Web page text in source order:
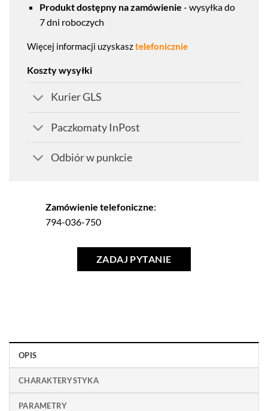
Produkt dostępny na zamówienie - wysyłka do
7 dni roboczych
Więcej informacji uzyskasztelefonicznie
Koszty wysyłki
Kurier GLS
Paczkomaty InPost
Odbiór w punkcie
Zamówienie telefoniczne:
794-036-750
ZADAJ PYTANIE
OPIS
CHARAKTERYSTYKA
PARAMETRY